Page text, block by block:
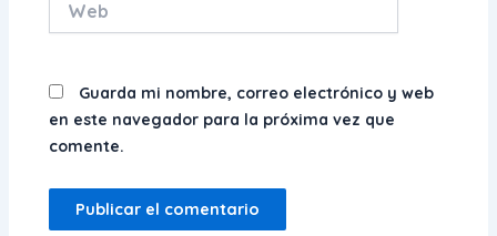
Guarda mi nombre, correo electrónico y web
en este navegador para la próxima vez que
comente.